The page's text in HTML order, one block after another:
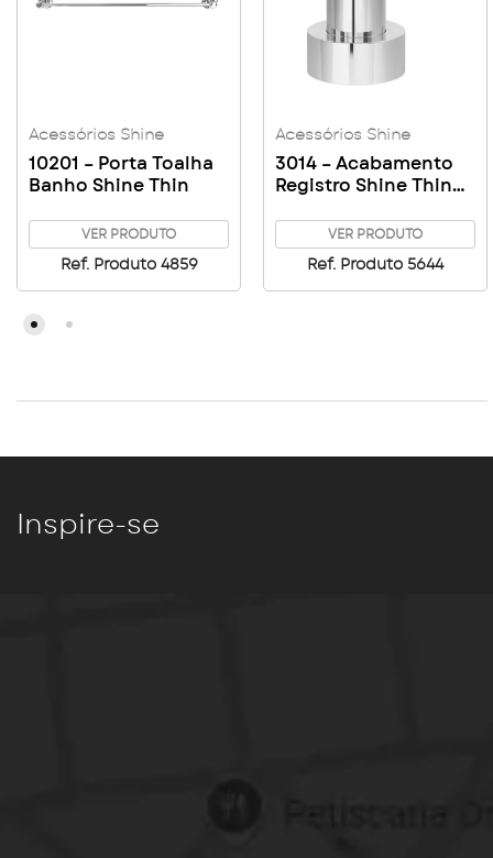
Acessórios Shine
10201 – Porta Toalha
Banho Shine Thin
VER PRODUTO
Ref. Produto 4859
Acessórios Shine
3014 – Acabamento
Registro Shine Thin
– 3/4 – 1″ C76
VER PRODUTO
Ref. Produto 5644
Inspire-se